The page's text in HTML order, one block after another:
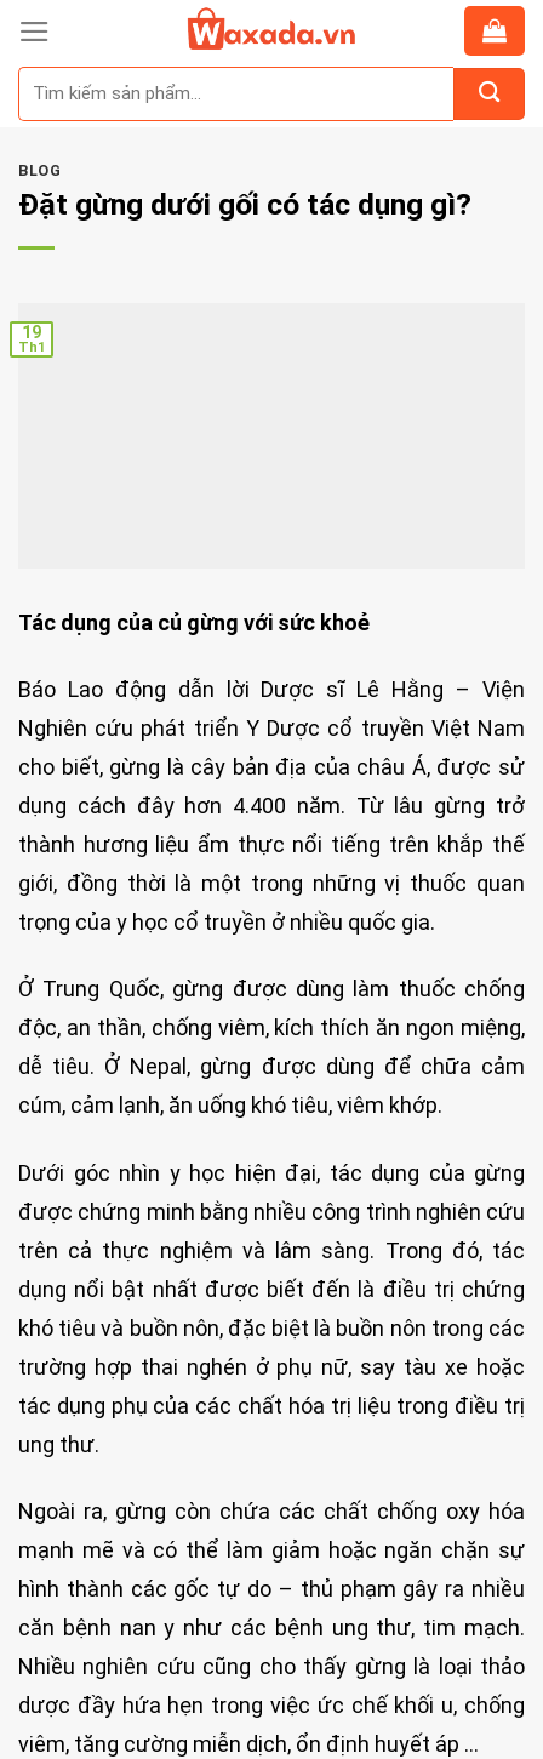
Skip
content
BLOG
Đặt gừng dưới gối có tác dụng gì?
19
Th1
Tác dụng của củ gừng với sức khoẻ
Báo Lao động dẫn lời Dược sĩ Lê Hằng – Viện
Nghiên cứu phát triển Y Dược cổ truyền Việt Nam
cho biết, gừng là cây bản địa của châu Á, được sử
dụng cách đây hơn 4.400 năm. Từ lâu gừng trở
thành hương liệu ẩm thực nổi tiếng trên khắp thế
giới, đồng thời là một trong những vị thuốc quan
trọng của y học cổ truyền ở nhiều quốc gia.
Ở Trung Quốc, gừng được dùng làm thuốc chống
độc, an thần, chống viêm, kích thích ăn ngon miệng,
dễ tiêu. Ở Nepal, gừng được dùng để chữa cảm
cúm, cảm lạnh, ăn uống khó tiêu, viêm khớp.
Dưới góc nhìn y học hiện đại, tác dụng của gừng
được chứng minh bằng nhiều công trình nghiên cứu
trên cả thực nghiệm và lâm sàng. Trong đó, tác
dụng nổi bật nhất được biết đến là điều trị chứng
khó tiêu và buồn nôn, đặc biệt là buồn nôn trong các
trường hợp thai nghén ở phụ nữ, say tàu xe hoặc
tác dụng phụ của các chất hóa trị liệu trong điều trị
ung thư.
Ngoài ra, gừng còn chứa các chất chống oxy hóa
mạnh mẽ và có thể làm giảm hoặc ngăn chặn sự
hình thành các gốc tự do – thủ phạm gây ra nhiều
căn bệnh nan y như các bệnh ung thư, tim mạch.
Nhiều nghiên cứu cũng cho thấy gừng là loại thảo
dược đầy hứa hẹn trong việc ức chế khối u, chống
viêm, tăng cường miễn dịch, ổn định huyết áp …